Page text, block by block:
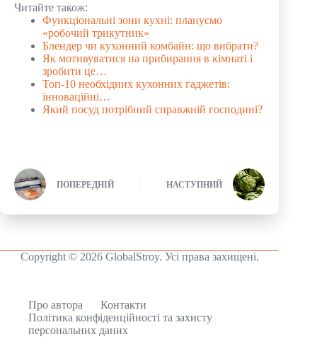
Читайте також:
Функціональні зони кухні: плануємо
«робочий трикутник»
Блендер чи кухонний комбайн: що вибрати?
Як мотивуватися на прибирання в кімнаті і
зробити це…
Топ-10 необхідних кухонних гаджетів:
інноваційні…
Який посуд потрібний справжній господині?
ПОПЕРЕДНІЙ НАСТУПНИЙ
Copyright © 2026 GlobalStroy. Усі права захищені.
Про автора
Контакти
Політика конфіденційності та захисту
персональних даних